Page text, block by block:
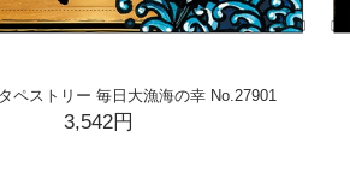
ペストリー 毎日大漁海の幸 No.27901
3,542円